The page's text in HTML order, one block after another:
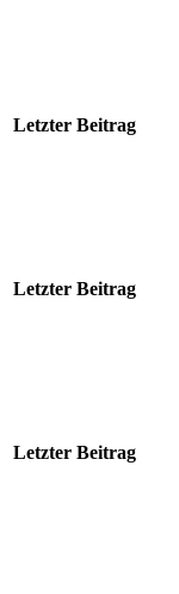
Letzter Beitrag
Letzter Beitrag
Letzter Beitrag